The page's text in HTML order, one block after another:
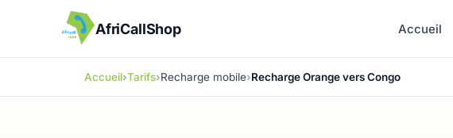
AfriCallShop Accueil
Accueil Tarifs Recharge mobile Recharge Orange vers Congo